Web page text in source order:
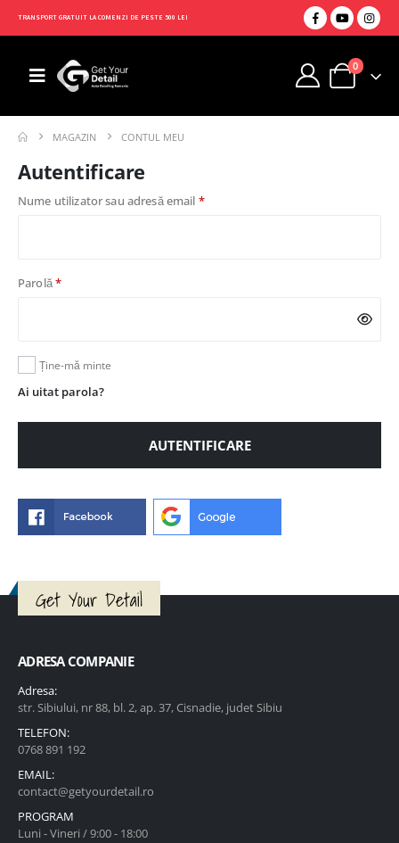
TRANSPORT GRATUIT LA COMENZI DE PESTE 500 LEI
0
MAGAZIN CONTUL MEU
Autentificare
Nume utilizator sau adresă email *
Parolă*
Ține-mă minte
Ai uitat parola?
AUTENTIFICARE
Get Your Detail
ADRESA COMPANIE
Adresa:
str. Sibiului, nr 88, bl. 2, ap. 37, Cisnadie, judet Sibiu
TELEFON:
0768 891 192
EMAIL:
contact@getyourdetail.ro
PROGRAM
Luni - Vineri / 9:00 - 18:00